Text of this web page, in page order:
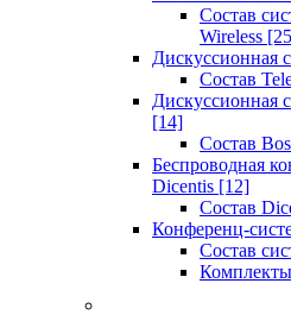
Состав
Wireless
Дискуссионная
Состав
Дискуссионная
[14]
Состав
Беспроводная
Dicentis [12]
Состав
Конференц-
Состав